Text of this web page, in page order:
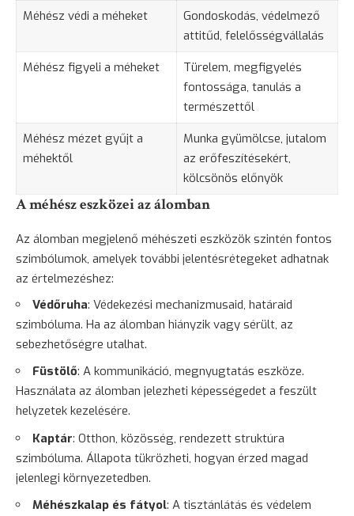
Méhész védi a méheket
Gondoskodás, védelmező
attitűd, felelősségvállalás
Méhész figyeli a méheket
Türelem, megfigyelés
fontossága, tanulás a
természettől
Méhész mézet gyűjt a
méhektől
Munka gyümölcse, jutalom
az erőfeszítésekért,
kölcsönös előnyök
A méhész eszközei az álomban
Az álomban megjelenő méhészeti eszközök szintén fontos
szimbólumok, amelyek további jelentésrétegeket adhatnak
az értelmezéshez:
Védőruha: Védekezési mechanizmusaid, határaid
szimbóluma. Ha az álomban hiányzik vagy sérült, az
sebezhetőségre utalhat.
Füstölő: A kommunikáció, megnyugtatás eszköze.
Használata az álomban jelezheti képességedet a feszült
helyzetek kezelésére.
Kaptár: Otthon, közösség, rendezett struktúra
szimbóluma. Állapota tükrözheti, hogyan érzed magad
jelenlegi környezetedben.
Méhészkalap és fátyol: A tisztánlátás és védelem